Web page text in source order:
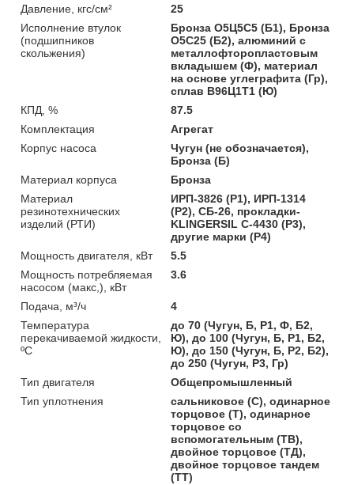
Давление, кгс/см²
25
Исполнение втулок
(подшипников
скольжения)
Бронза О5Ц5С5 (Б1), Бронза
О5С25 (Б2), алюминий с
металлофторопластовым
вкладышем (Ф), материал
на основе углеграфита (Гр),
сплав B96Ц1Т1 (Ю)
КПД, %
87.5
Комплектация
Агрегат
Корпус насоса
Чугун (не обозначается),
Бронза (Б)
Материал корпуса
Бронза
Материал
резинотехнических
изделий (РТИ)
ИРП-3826 (Р1), ИРП-1314
(Р2), СБ-26, прокладки-
KLINGERSIL C-4430 (Р3),
другие марки (Р4)
Мощность двигателя, кВт
5.5
Мощность потребляемая
насосом (макс,), кВт
3.6
Подача, м³/ч
4
Температура
перекачиваемой жидкости,
ºС
до 70 (Чугун, Б, Р1, Ф, Б2,
Ю), до 100 (Чугун, Б, Р1, Б2,
Ю), до 150 (Чугун, Б, Р2, Б2),
до 250 (Чугун, Р3, Гр)
Тип двигателя
Общепромышленный
Тип уплотнения
сальниковое (С), одинарное
торцовое (Т), одинарное
торцовое со
вспомогательным (ТВ),
двойное торцовое (ТД),
двойное торцовое тандем
(ТТ)